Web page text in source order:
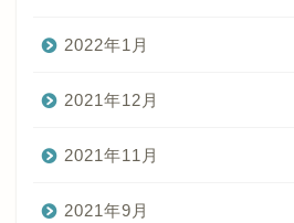
2022年1月
2021年12月
2021年11月
2021年9月